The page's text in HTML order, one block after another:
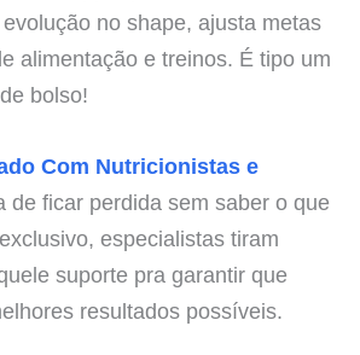
no shape, ajusta metas
alimentação e treinos. É tipo um
bolso!
Com Nutricionistas e
de ficar perdida sem saber o que
especialistas tiram
suporte pra garantir que
resultados possíveis.